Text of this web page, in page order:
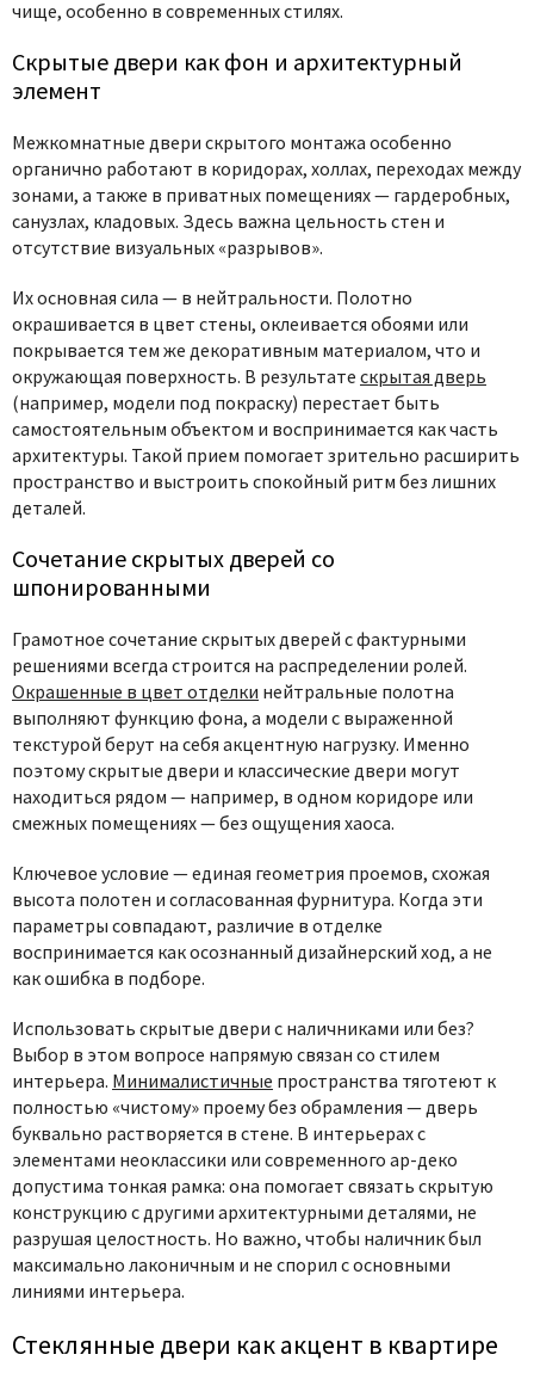
чище, особенно в современных стилях.
Скрытые двери как фон и архитектурный
элемент
Межкомнатные двери скрытого монтажа особенно
органично работают в коридорах, холлах, переходах между
зонами, а также в приватных помещениях — гардеробных,
санузлах, кладовых. Здесь важна цельность стен и
отсутствие визуальных «разрывов».
Их основная сила — в нейтральности. Полотно
окрашивается в цвет стены, оклеивается обоями или
покрывается тем же декоративным материалом, что и
окружающая поверхность. В результате скрытая дверь
(например, модели под покраску) перестает быть
самостоятельным объектом и воспринимается как часть
архитектуры. Такой прием помогает зрительно расширить
пространство и выстроить спокойный ритм без лишних
деталей.
Сочетание скрытых дверей со
шпонированными
Грамотное сочетание скрытых дверей с фактурными
решениями всегда строится на распределении ролей.
Окрашенные в цвет отделки нейтральные полотна
выполняют функцию фона, а модели с выраженной
текстурой берут на себя акцентную нагрузку. Именно
поэтомускрытые двери и классические двери могут
находиться рядом — например, в одном коридоре или
смежных помещениях — без ощущения хаоса.
Ключевое условие — единая геометрия проемов, схожая
высота полотен и согласованная фурнитура. Когда эти
параметры совпадают, различие в отделке
воспринимается как осознанный дизайнерский ход, а не
как ошибка в подборе.
Использовать скрытые двери с наличниками или без?
Выбор в этом вопросе напрямую связан со стилем
интерьера. Минималистичные пространства тяготеют к
полностью «чистому» проему без обрамления — дверь
буквально растворяется в стене. В интерьерах с
элементами неоклассики или современного ар-деко
допустима тонкая рамка: она помогает связать скрытую
конструкцию с другими архитектурными деталями, не
разрушая целостность. Но важно, чтобы наличник был
максимально лаконичным и не спорил с основными
линиями интерьера.
Стеклянные двери как акцент в квартире